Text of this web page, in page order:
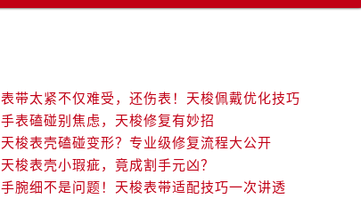
表带太紧不仅难受，还伤表！天梭佩戴优化技巧
手表磕碰别焦虑，天梭修复有妙招
天梭表壳磕碰变形？专业级修复流程大公开
天梭表壳小瑕疵，竟成割手元凶？
手腕细不是问题！天梭表带适配技巧一次讲透